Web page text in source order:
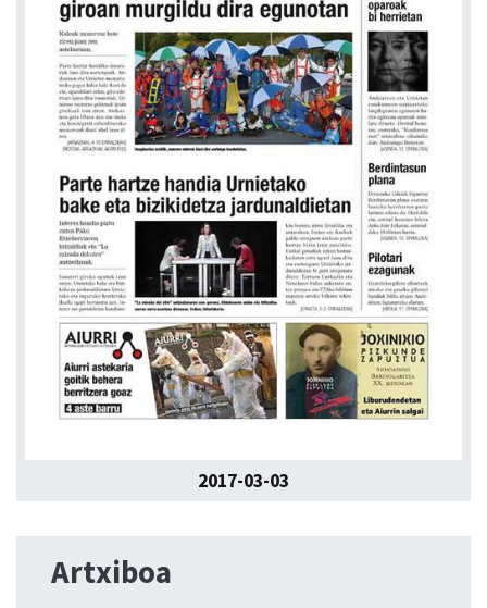
2017-03-03
Artxiboa